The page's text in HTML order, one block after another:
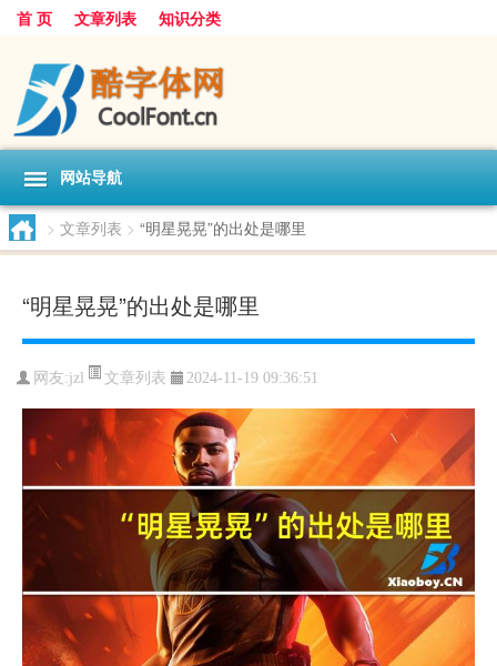
首 页 文章列表 知识分类
网站导航
> 文章列表 > “明星晃晃”的出处是哪里
“明星晃晃”的出处是哪里
网友:jzl 文章列表 2024-11-19 09:36:51